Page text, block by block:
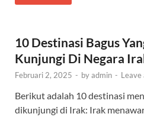
10 Destinasi Bagus
Kunjungi Di Negara
Februari 2, 2025 - byadmin - Leave
Berikut adalah 10 destinasi
dikunjungi di Irak: Irak